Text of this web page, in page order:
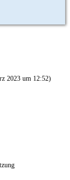
2023 um 12:52)